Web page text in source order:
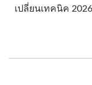
เปลี่ยนเทคนิค